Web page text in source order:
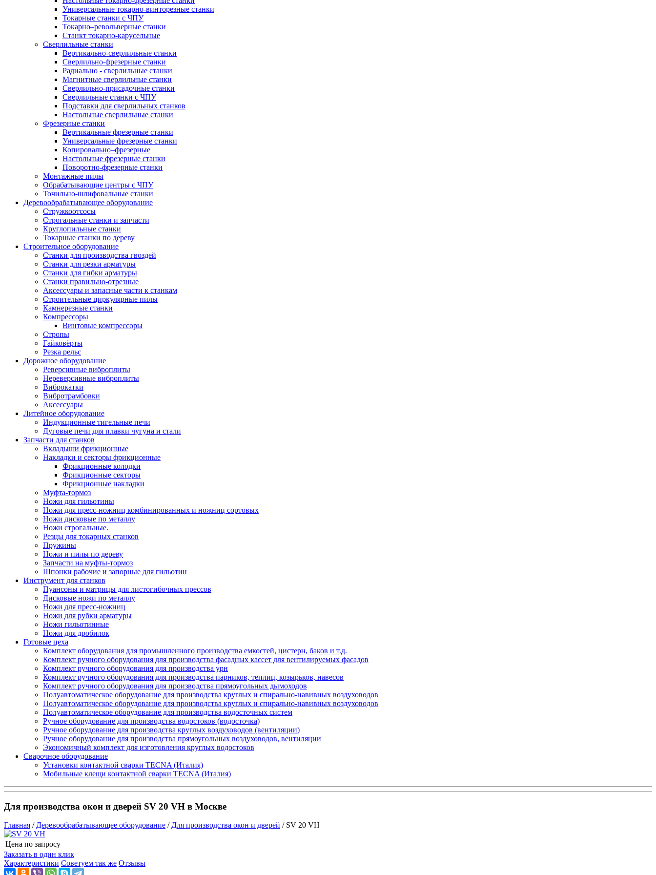
Универсальные токарно-винторезные станки
Токарные станки с ЧПУ
Токарно–револьверные станки
Станкт токарно-карусельные
Сверлильные станки
Вертикально-сверлильные станки
Сверлильно-фрезерные станки
Радиально - сверлильные станки
Магнитные сверлильные станки
Сверлильно-присадочные станки
Сверлильные станки с ЧПУ
Подставки для сверлильных станков
Настольные сверлильные станки
Фрезерные станки
Вертикальные фрезерные станки
Универсальные фрезерные станки
Копировально–фрезерные
Настольные фрезерные станки
Поворотно-фрезерные станки
Монтажные пилы
Обрабатывающие центры с ЧПУ
Точильно-шлифовальные станки
Деревообрабатывающее оборудование
Стружкоотсосы
Строгальные станки и запчасти
Круглопильные станки
Токарные станки по дереву
Строительное оборудование
Станки для производства гвоздей
Станки для резки арматуры
Станки для гибки арматуры
Станки правильно-отрезные
Аксессуары и запасные части к станкам
Строительные циркулярные пилы
Камнерезные станки
Компрессоры
Винтовые компрессоры
Стропы
Гайковёрты
Резка рельс
Дорожное оборудование
Реверсивные виброплиты
Нереверсивные виброплиты
Виброкатки
Вибротрамбовки
Аксессуары
Литейное оборудование
Индукционные тигельные печи
Дуговые печи для плавки чугуна и стали
Запчасти для станков
Вкладыши фрикционные
Накладки и секторы фрикционные
Фрикционные колодки
Фрикционные секторы
Фрикционные накладки
Муфта-тормоз
Ножи для гильотины
Ножи для пресс-ножниц комбинированных и ножниц сортовых
Ножи дисковые по металлу
Ножи строгальные.
Резцы для токарных станков
Пружины
Ножи и пилы по дереву
Запчасти на муфты-тормоз
Шпонки рабочие и запорные для гильотин
Инструмент для станков
Пуансоны и матрицы для листогибочных прессов
Дисковые ножи по металлу
Ножи для пресс-ножниц
Ножи для рубки арматуры
Ножи гильотинные
Ножи для дробилок
Готовые цеха
Комплект оборудования для промышленного производства емкостей, цистерн, баков и т.д.
Комплект ручного оборудования для производства фасадных кассет для вентилируемых фасадов
Комплект ручного оборудования для производства урн
Комплект ручного оборудования для производства парников, теплиц, козырьков, навесов
Комплект ручного оборудования для производства прямоугольных дымоходов
Полуавтоматическое оборудование для производства круглых и спирально-навивных воздуховодов
Полуавтоматическое оборудование для производства круглых и спирально-навивных воздуховодов
Полуавтоматическое оборудование для производства водосточных систем
Ручное оборудование для производства водостоков (водосточка)
Ручное оборудование для производства круглых воздуховодов (вентиляции)
Ручное оборудование для производства прямоугольных воздуховодов, вентиляции
Экономичный комплект для изготовления круглых водостоков
Сварочное оборудование
Установки контактной сварки TECNA (Италия)
Мобильные клещи контактной сварки TECNA (Италия)
Для производства окон и дверей SV 20 VH в Москве
Главная / Деревообрабатывающее оборудование / Для производства окон и дверей / SV 20 VH
Цена по запросу
Заказать в один клик
Характеристики Советуем так же Отзывы